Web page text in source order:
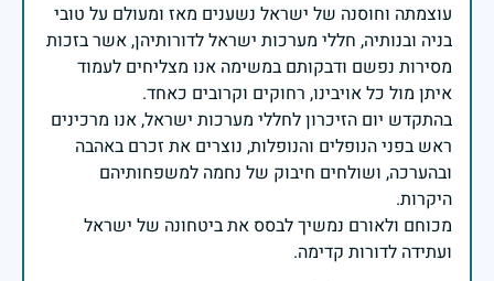
עוצמתה וחוסנה של ישראל נשענים מאז ומעולם על טובי
בניה ובנותיה, חללי מערכות ישראל לדורותיהן, אשר בזכות
מסירות נפשם ודבקותם במשימה אנו מצליחים לעמוד
בהתקדש יום הזיכרון לחללי מערכות ישראל, אנו מרכינים
ראש בפני הנופלים והנופלות, נוצרים את זכרם באהבה
ובהערכה, ושולחים חיבוק של נחמה למשפחותיהם
מכוחם ולאורם נמשיך לבסס את ביטחונה של ישראל
ועתידה לדורות קדימה.